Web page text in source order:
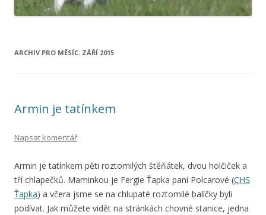
ARCHIV PRO MĚSÍC: ZÁŘÍ 2015
Armin je tatínkem
Napsat komentář
Armin je tatínkem pěti roztomilých štěňátek, dvou holčiček a
tří chlapečků. Maminkou je Fergie Ťapka paní Polcarové (CHS
Ťapka) a včera jsme se na chlupaté roztomilé balíčky byli
podívat. Jak můžete vidět na stránkách chovné stanice, jedna